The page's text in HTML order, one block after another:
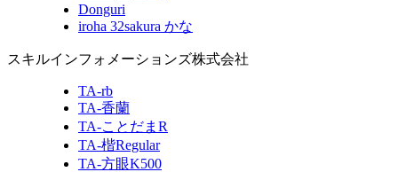
Donguri
iroha 32sakura かな
スキルインフォメーションズ株式会社
TA-rb
TA-香蘭
TA-ことだまR
TA-楷Regular
TA-方眼K500